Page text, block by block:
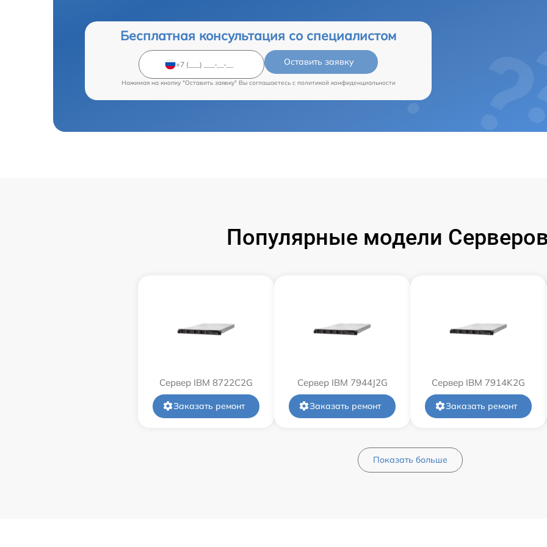
Бесплатная консультация со специалистом
Оставить заявку
Нажимая на кнопку "Оставить заявку" Вы соглашаетесь c политикой конфиденциальности
Популярные модели
Сервер IBM 8722C2G
Заказать ремонт
Сервер IBM 7944J2G
Заказать ремонт
Сервер IBM 7914K2G
Заказать ремонт
Показать больше